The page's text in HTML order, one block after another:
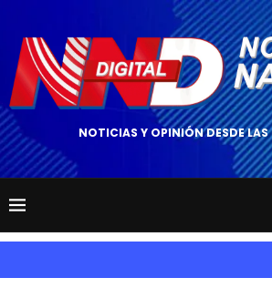
NOTICIAS Y OPINIÓN DESDE LAS